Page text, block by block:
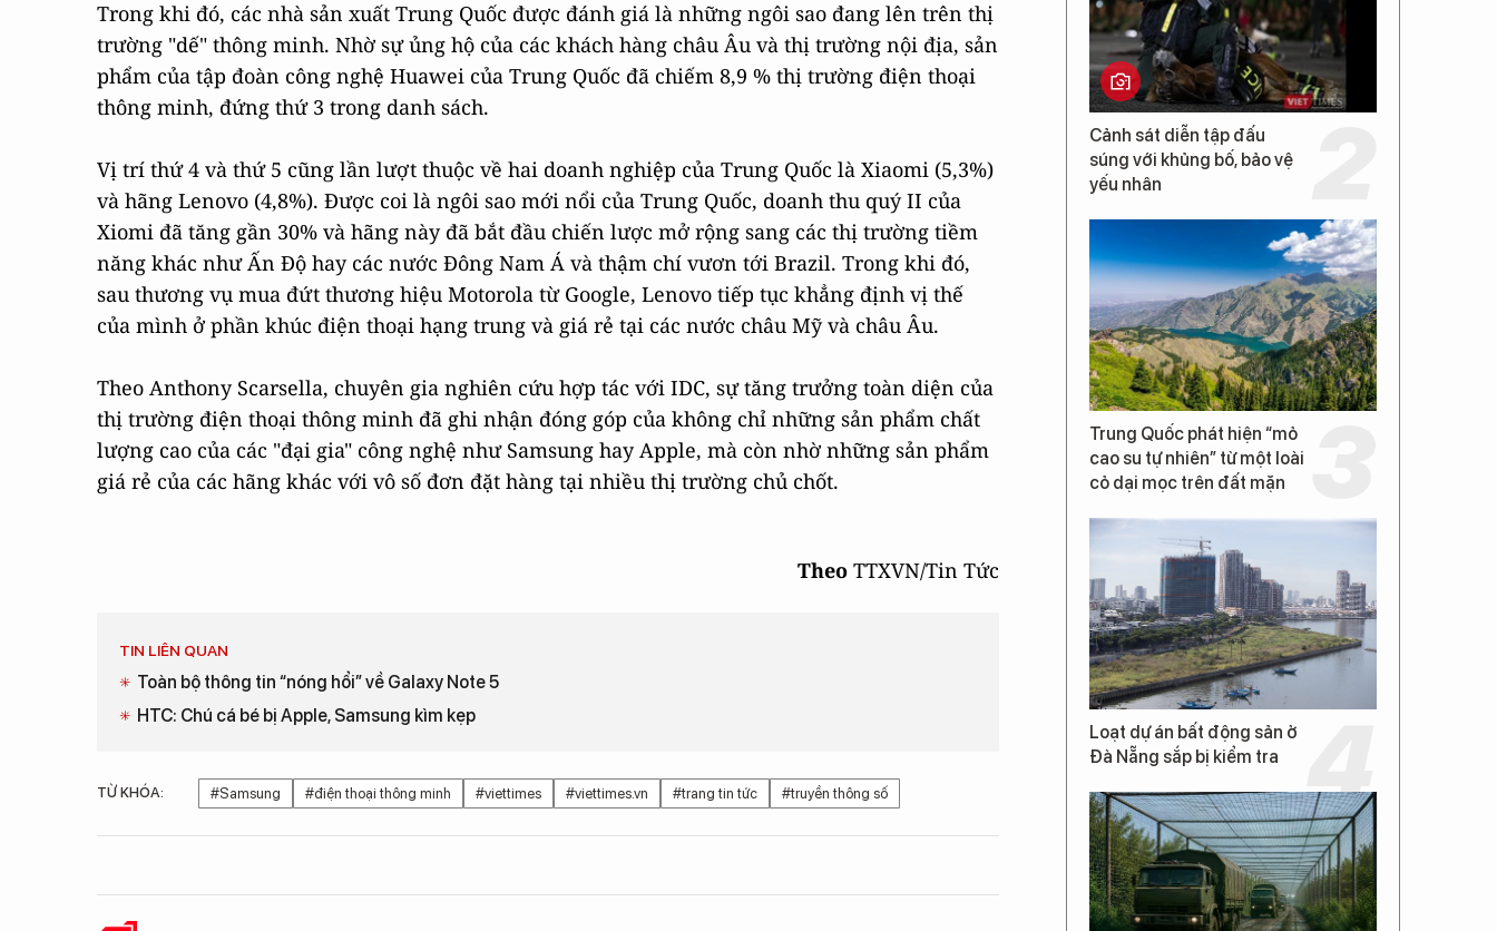
Trong khi đó, các nhà sản xuất Trung Quốc được đánh giá là những ngôi sao đang lên trên thị
trường "dế" thông minh. Nhờ sự ủng hộ của các khách hàng châu Âu và thị trường nội địa, sản
phẩm của tập đoàn công nghệ Huawei của Trung Quốc đã chiếm 8,9 % thị trường điện thoại
thông minh, đứng thứ 3 trong danh sách.
Vị trí thứ 4 và thứ 5 cũng lần lượt thuộc về hai doanh nghiệp của Trung Quốc là Xiaomi (5,3%)
và hãng Lenovo (4,8%). Được coi là ngôi sao mới nổi của Trung Quốc, doanh thu quý II của
Xiomi đã tăng gần 30% và hãng này đã bắt đầu chiến lược mở rộng sang các thị trường tiềm
năng khác như Ấn Độ hay các nước Đông Nam Á và thậm chí vươn tới Brazil. Trong khi đó,
sau thương vụ mua đứt thương hiệu Motorola từ Google, Lenovo tiếp tục khẳng định vị thế
của mình ở phần khúc điện thoại hạng trung và giá rẻ tại các nước châu Mỹ và châu Âu.
Theo Anthony Scarsella, chuyên gia nghiên cứu hợp tác với IDC, sự tăng trưởng toàn diện của
thị trường điện thoại thông minh đã ghi nhận đóng góp của không chỉ những sản phẩm chất
lượng cao của các "đại gia" công nghệ như Samsung hay Apple, mà còn nhờ những sản phẩm
giá rẻ của các hãng khác với vô số đơn đặt hàng tại nhiều thị trường chủ chốt.
Theo TTXVN/Tin Tức
TIN LIÊN QUAN
Toàn bộ thông tin “nóng hổi” về Galaxy Note 5
HTC: Chú cá bé bị Apple, Samsung kìm kẹp
TỪ KHÓA: #Samsung #điện thoại thông minh #viettimes #viettimes.vn #trang tin tức #truyền thông số
Cảnh sát diễn tập đấu
súng với khủng bố, bảo vệ
yếu nhân
Trung Quốc phát hiện “mỏ
cao su tự nhiên” từ một loài
cỏ dại mọc trên đất mặn
Loạt dự án bất động sản ở
Đà Nẵng sắp bị kiểm tra